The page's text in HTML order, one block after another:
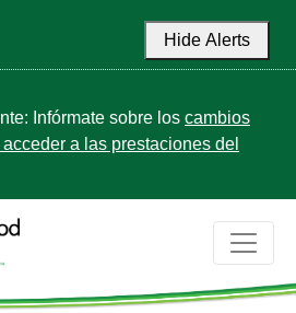
Hide Alerts
Infórmate sobre los cambios
a las prestaciones del